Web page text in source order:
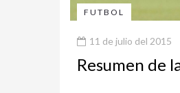
FUTBOL
11 de julio del 2015
Resumen de